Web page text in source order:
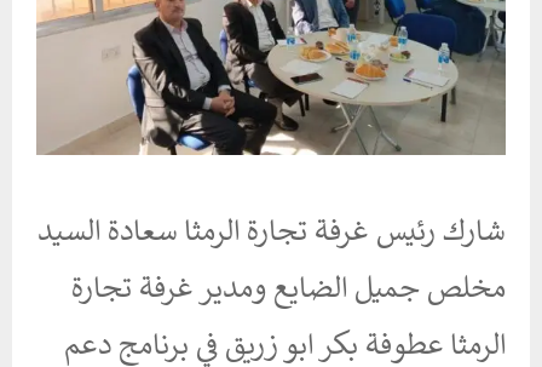
شارك رئيس غرفة تجارة الرمثا سعادة السيد
مخلص جميل الضايع ومدير غرفة تجارة
الرمثا عطوفة بكر ابو زريق في برنامج دعم